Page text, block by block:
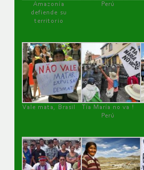
Amazonía
defiende su
territorio
Perú
Vale mata, Brasil
Tía María no va !
Perú